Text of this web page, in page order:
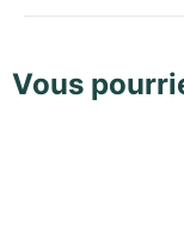
Vous